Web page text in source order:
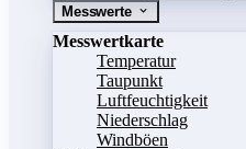
Messwerte
Messwertkarte
Temperatur
Taupunkt
Luftfeuchtigkeit
Niederschlag
Windböen